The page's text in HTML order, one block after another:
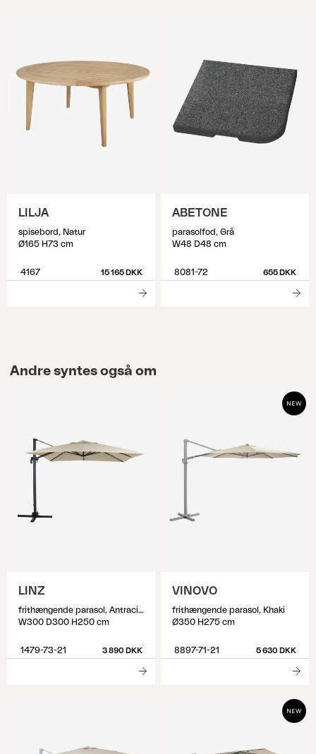
LILJA
spisebord, Natur
Ø165 H73 cm
4167 15 165 DKK
ABETONE
parasolfod, Grå
W48 D48 cm
8081-72 655 DKK
Andre syntes også om
LINZ
frithængende parasol, Antracit/khaki
W300 D300 H250 cm
1479-73-21 3 890 DKK
VINOVO
frithængende parasol, Khaki
Ø350 H275 cm
8897-71-21 5 630 DKK